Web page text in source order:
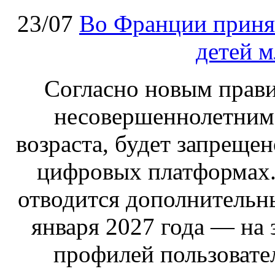
23/07 Во Франции
детей
Согласно новым
возраста, будет
цифровых
отводится
января 2027 года —
профилей